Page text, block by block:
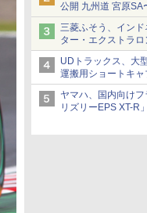
公開 九州道 宮原SA
車両を通行可能に
三菱ふそう、イン
ター・エクストラ
ックベースの観光
UDトラックス、大
運搬用ショートキ
ヤマハ、国内向け
リズリーEPS XT-R